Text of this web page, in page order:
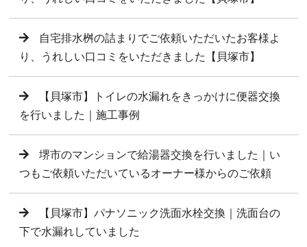
自宅排水桝の詰まりでご依頼いただいたお客様よ
り、うれしい口コミをいただきました【貝塚市】
【貝塚市】トイレの水漏れをきっかけに便器交換
を行いました｜施工事例
堺市のマンションで給湯器交換を行いました｜い
つもご依頼いただいているオーナー様からのご依頼
【貝塚市】パナソニック洗面水栓交換｜洗面台の
下で水漏れしていました